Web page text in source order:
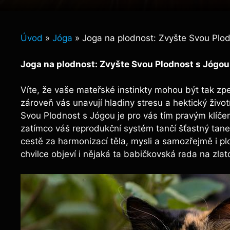
Úvod » Jóga » Joga na plodnost: Zvyšte Svou
Joga na plodnost: Zvyšte Svou Plodnost s Jógou
Víte, že vaše mateřské instinkty mohou být tak
zároveň vás unavují hladiny stresu a hektický
Svou Plodnost s Jógou je pro vás tím pravým
zatímco váš reprodukční systém tančí šťastný
cestě za harmonizací těla, mysli a samozřejmě i
chvilce objeví i nějaká ta babičkovská rada na